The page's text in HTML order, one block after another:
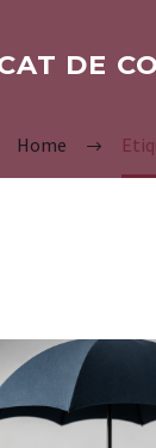
DE
Home